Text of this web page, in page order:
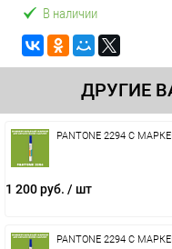
В наличии
ДРУГИЕ
PANTONE 2294 C
1 200 руб. / шт
PANTONE 2294 C